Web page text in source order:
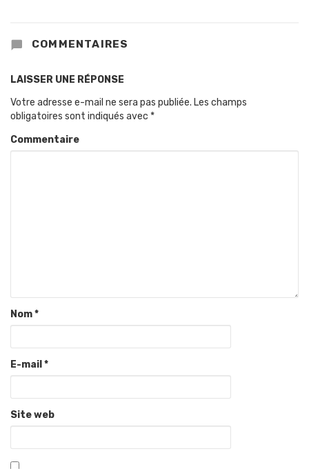
COMMENTAIRES
LAISSER UNE RÉPONSE
Votre adresse e-mail ne sera pas publiée. Les champs
obligatoires sont indiqués avec *
Commentaire
Nom*
E-mail *
Site web